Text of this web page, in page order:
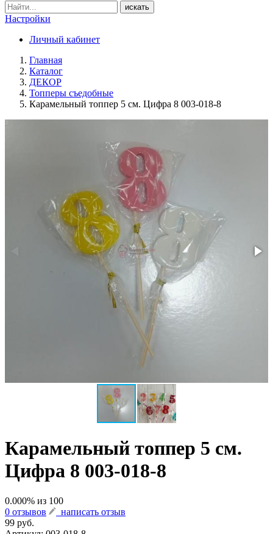
искать
Настройки
Личный кабинет
Главная
Каталог
ДЕКОР
Топперы съедобные
Карамельный топпер 5 см. Цифра 8 003-018-8
Карамельный топпер 5 см.
Цифра 8 003-018-8
0.000% из 100
0 отзывов
написать отзыв
99 руб.